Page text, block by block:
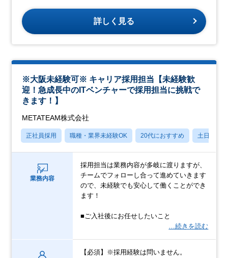
詳しく見る
※大阪未経験可※ キャリア採用担当【未経験歓
迎！急成長中のITベンチャーで採用担当に挑戦で
きます！】
METATEAM株式会社
正社員採用 職種・業界未経験OK 20代におすすめ 土日祝休み
業務内容
採用担当は業務内容が多岐に渡りますが、
チームでフォローし合って進めていきます
ので、未経験でも安心して働くことができ
ます！
■ご入社後にお任せしたいこと
…続きを読む
【必須】※採用経験は問いません。